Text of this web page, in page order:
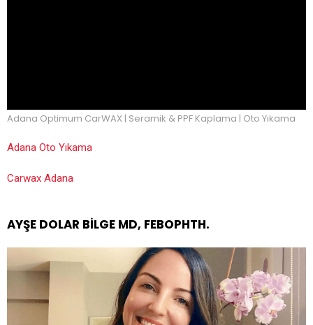
Adana Optimum CarWAX | Seramik & PPF Kaplama | Oto Yıkama
Adana Oto Yıkama
Carwax Adana
AYŞE DOLAR BILGE MD, FEBOPHTH.